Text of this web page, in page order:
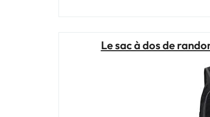
Le sac à dos de